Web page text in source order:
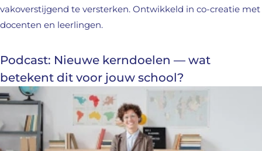
vakoverstijgend te versterken. Ontwikkeld in co-creatie met
docenten en leerlingen.
Podcast: Nieuwe kerndoelen — wat
betekent dit voor jouw school?